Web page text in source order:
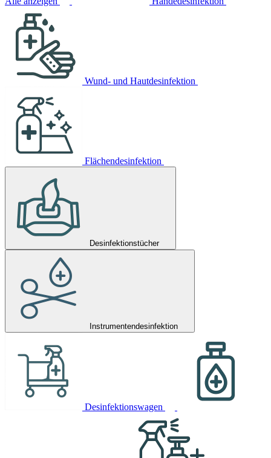
Wund- und Hautdesinfektion
Flächendesinfektion
Desinfektionstücher
Instrumentendesinfektion
Desinfektionswagen